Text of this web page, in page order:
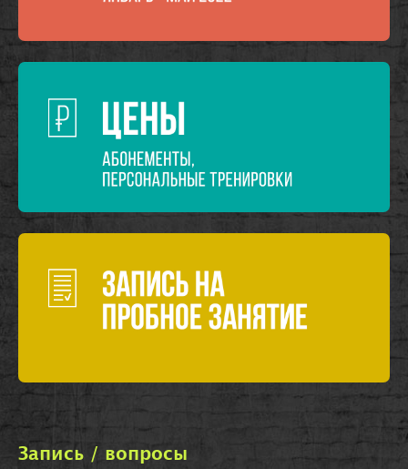
Запись / вопросы